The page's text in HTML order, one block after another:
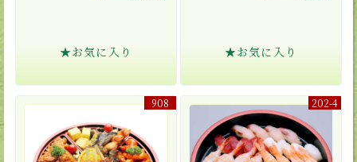
★お気に入り ★お気に入り
908 202-4